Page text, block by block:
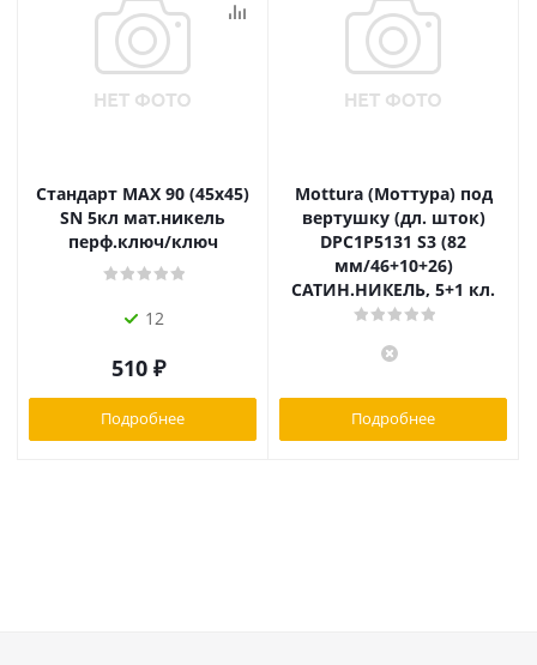
Стандарт MAX 90 (45х45)
SN 5кл мат.никель
перф.ключ/ключ
12
510 ₽
Подробнее
Mottura (Моттура) под
вертушку (дл. шток)
DPC1P5131 S3 (82
мм/46+10+26)
САТИН.НИКЕЛЬ, 5+1 кл.
Подробнее